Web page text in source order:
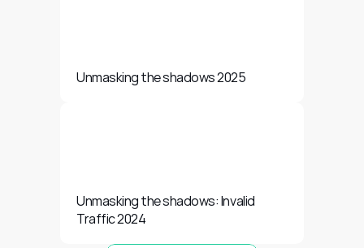
Unmasking the shadows 2025
Unmasking the shadows: Invalid
Traffic 2024